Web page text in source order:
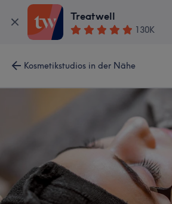
Treatwell
130K
Kosmetikstudios in der Nähe